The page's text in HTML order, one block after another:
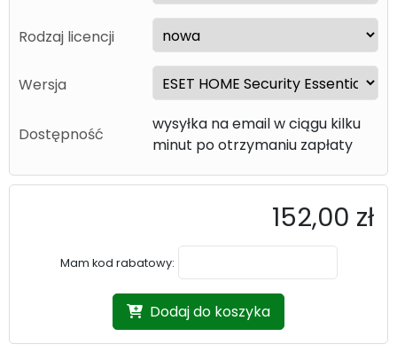
Rodzaj licencji
Wersja
Dostępność
wysyłka na email w ciągu kilku
minut po otrzymaniu zapłaty
152,00 zł
Mam kod rabatowy:
Dodaj do koszyka